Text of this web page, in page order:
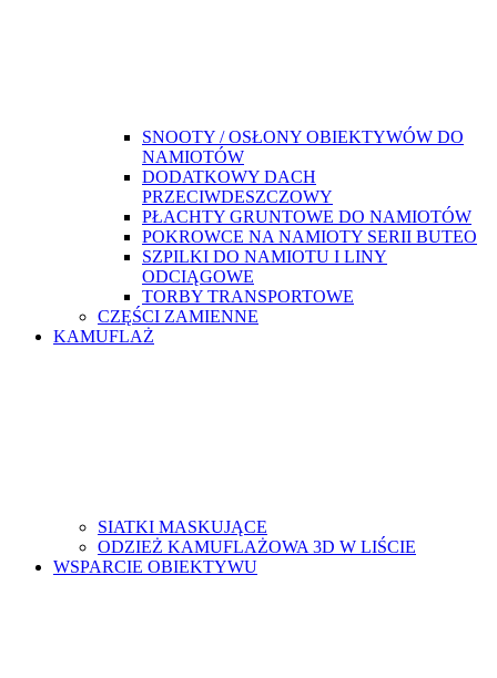
SNOOTY / OSŁONY OBIEKTYWÓW DO
NAMIOTÓW
DODATKOWY DACH
PRZECIWDESZCZOWY
PŁACHTY GRUNTOWE DO NAMIOTÓW
POKROWCE NA NAMIOTY SERII BUTEO
SZPILKI DO NAMIOTU I LINY
ODCIĄGOWE
TORBY TRANSPORTOWE
CZĘŚCI ZAMIENNE
KAMUFLAŻ
SIATKI MASKUJĄCE
ODZIEŻ KAMUFLAŻOWA 3D W LIŚCIE
WSPARCIE OBIEKTYWU